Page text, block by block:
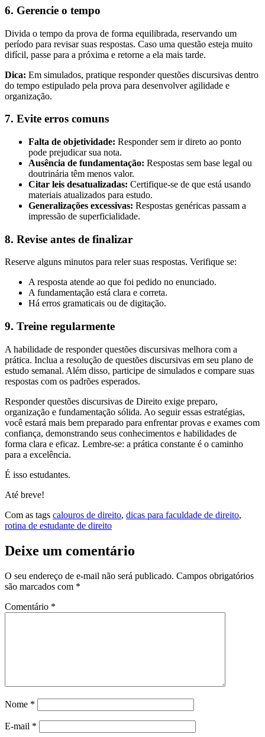
6. Gerencie o tempo
Divida o tempo da prova de forma equilibrada, reservando um
período para revisar suas respostas. Caso uma questão esteja muito
difícil, passe para a próxima e retorne a ela mais tarde.
Dica: Em simulados, pratique responder questões discursivas dentro
do tempo estipulado pela prova para desenvolver agilidade e
organização.
7. Evite erros comuns
Falta de objetividade: Responder sem ir direto ao ponto
pode prejudicar sua nota.
Ausência de fundamentação: Respostas sem base legal ou
doutrinária têm menos valor.
Citar leis desatualizadas: Certifique-se de que está usando
materiais atualizados para estudo.
Generalizações excessivas: Respostas genéricas passam a
impressão de superficialidade.
8. Revise antes de finalizar
Reserve alguns minutos para reler suas respostas. Verifique se:
A resposta atende ao que foi pedido no enunciado.
A fundamentação está clara e correta.
Há erros gramaticais ou de digitação.
9. Treine regularmente
A habilidade de responder questões discursivas melhora com a
prática. Inclua a resolução de questões discursivas em seu plano de
estudo semanal. Além disso, participe de simulados e compare suas
respostas com os padrões esperados.
Responder questões discursivas de Direito exige preparo,
organização e fundamentação sólida. Ao seguir essas estratégias,
você estará mais bem preparado para enfrentar provas e exames com
confiança, demonstrando seus conhecimentos e habilidades de
forma clara e eficaz. Lembre-se: a prática constante é o caminho
para a excelência.
É isso estudantes.
Até breve!
Com as tags calouros de direito, dicas para faculdade de direito,
rotina de estudante de direito
Deixe um comentário
O seu endereço de e-mail não será publicado. Campos obrigatórios
são marcados com *
Comentário *
Nome *
E-mail *